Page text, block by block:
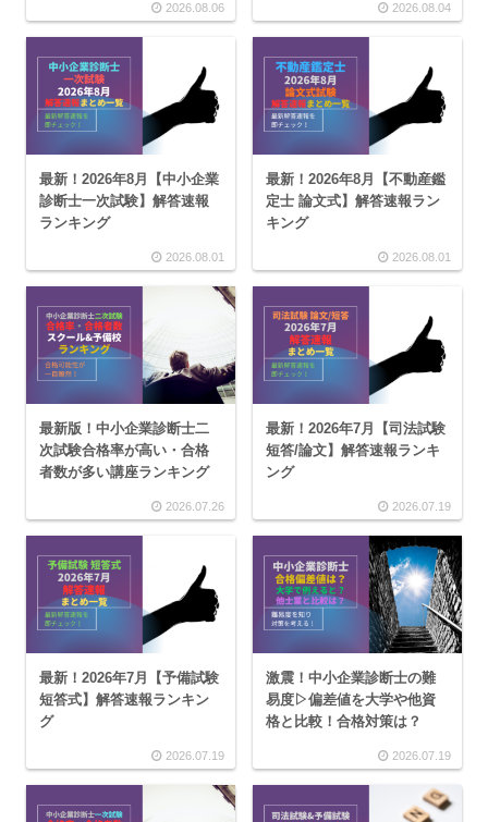
2026.08.06 2026.08.04
最新！2026年8月【中小企業
診断士一次試験】解答速報
ランキング
2026.08.01
最新！2026年8月【不動産鑑
定士 論文式】解答速報ラン
キング
2026.08.01
最新版！中小企業診断士二
次試験合格率が高い・合格
者数が多い講座ランキング
2026.07.26
最新！2026年7月【司法試験
短答/論文】解答速報ランキ
ング
2026.07.19
最新！2026年7月【予備試験
短答式】解答速報ランキン
グ
2026.07.19
激震！中小企業診断士の難
易度▷偏差値を大学や他資
格と比較！合格対策は？
2026.07.19